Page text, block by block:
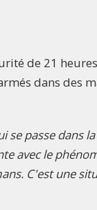
de 21
dans des
se passe dans
avec le
C'est une